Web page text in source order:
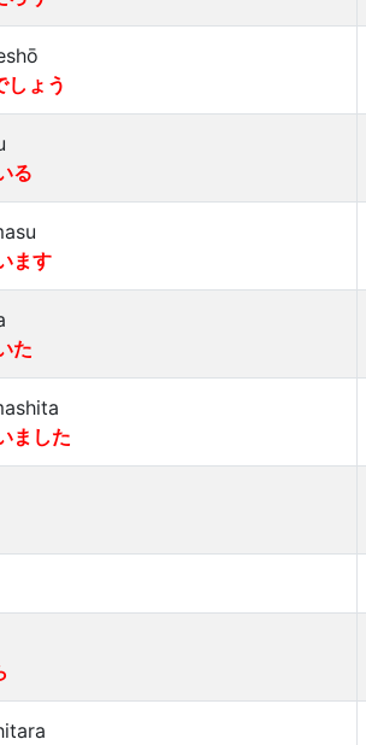
しょう
る
ます
た
ました